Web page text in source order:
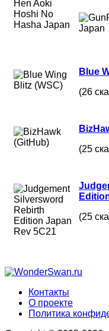
Blue
(26
(25
(25
Контакты
О проекте
Политика